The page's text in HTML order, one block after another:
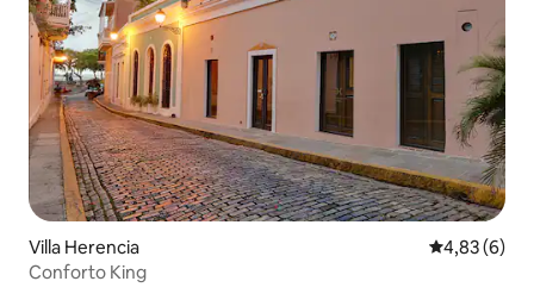
Villa Herencia 4,83 de uma
4,83 (6)
Conforto King